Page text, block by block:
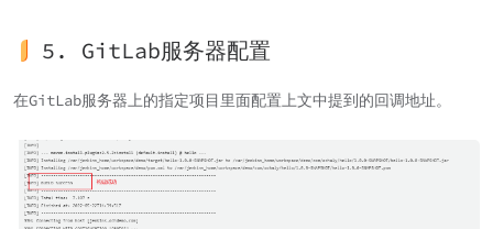
5. GitLab服务器配置
在GitLab服务器上的指定项目里面配置上文中提到的回调地址。